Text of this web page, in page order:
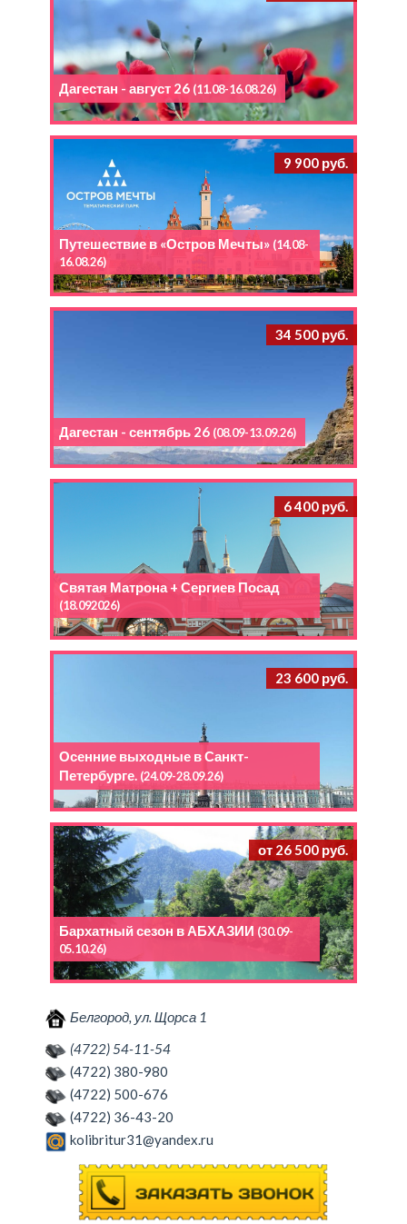
Дагестан - август 26 (11.08-16.08.26)
9 900 руб.
Путешествие в «Остров Мечты» (14.08-
16.08.26)
34 500 руб.
Дагестан - сентябрь 26 (08.09-13.09.26)
6 400 руб.
Святая Матрона + Сергиев Посад
(18.092026)
23 600 руб.
Осенние выходные в Санкт-
Петербурге. (24.09-28.09.26)
от 26 500 руб.
Бархатный сезон в АБХАЗИИ (30.09-
05.10.26)
Белгород, ул. Щорса 1
(4722) 54-11-54
(4722) 380-980
(4722) 500-676
(4722) 36-43-20
kolibritur31@yandex.ru